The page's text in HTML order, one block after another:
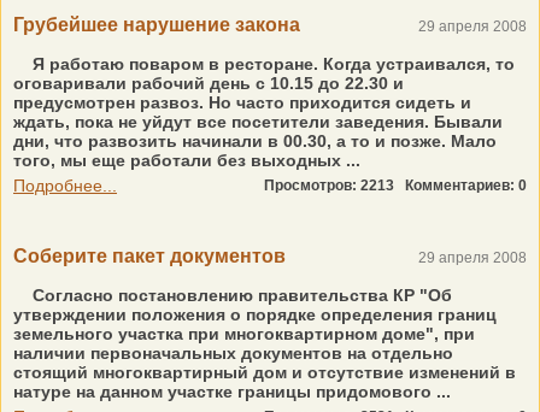
Грубейшее нарушение закона 29 апреля 2008
Я работаю поваром в ресторане. Когда устраивался, то
оговаривали рабочий день с 10.15 до 22.30 и
предусмотрен развоз. Но часто приходится сидеть и
ждать, пока не уйдут все посетители заведения. Бывали
дни, что развозить начинали в 00.30, а то и позже. Мало
того, мы еще работали без выходных ...
Подробнее...
Просмотров: 2213 Комментариев: 0
Соберите пакет документов 29 апреля 2008
Согласно постановлению правительства КР "Об
утверждении положения о порядке определения границ
земельного участка при многоквартирном доме", при
наличии первоначальных документов на отдельно
стоящий многоквартирный дом и отсутствие изменений в
натуре на данном участке границы придомового ...